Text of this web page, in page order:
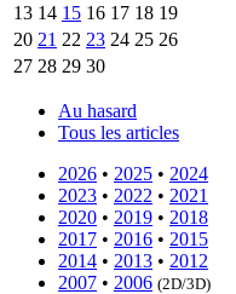
13 14 15 16 17 18 19
20 21 22 23 24 25 26
27 28 29 30
Au hasard
Tous les articles
2026 • 2025 • 2024
2023 • 2022 • 2021
2020 • 2019 • 2018
2017 • 2016 • 2015
2014 • 2013 • 2012
2007 • 2006 (2D/3D)